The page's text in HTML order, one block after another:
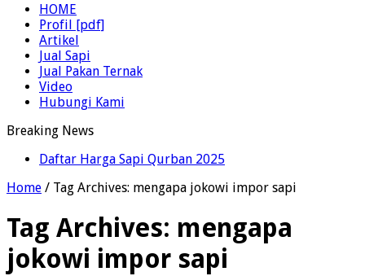
HOME
Profil [pdf]
Artikel
Jual Sapi
Jual Pakan Ternak
Video
Hubungi Kami
Breaking News
Daftar Harga Sapi Qurban 2025
Home / Tag Archives: mengapa jokowi impor sapi
Tag Archives: mengapa
jokowi impor sapi